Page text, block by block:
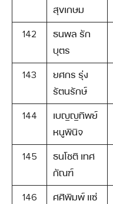
สุขเกษม
142
ธนพล รัก
บุตร
143
ยศกร รุ่ง
รัตนรักษ์
144
เบญญทิพย์
หนูพินิจ
145
ธนโชติ เทศ
กัณฑ์
146
ศศิพิมพ์ แซ่